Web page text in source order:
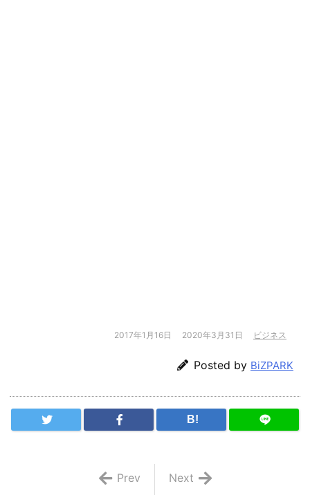
2017年1月16日 2020年3月31日 ビジネス
Posted by BiZPARK
B!
Next
Prev